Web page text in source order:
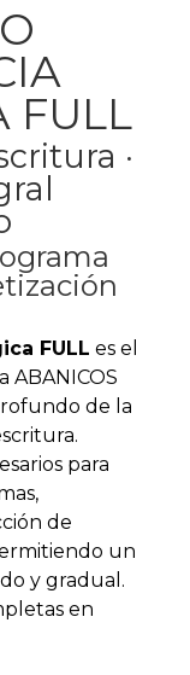
FULL
·
FULL es el
ABANICOS
de la
para
de
un
y gradual.
en